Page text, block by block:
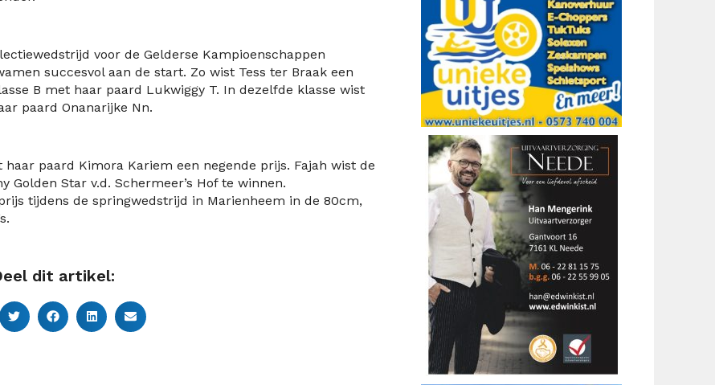
voor de Gelderse Kampioenschappen
succesvol aan de start. Zo wist Tess ter Braak een
B met haar paard Lukwiggy T. In dezelfde klasse wist
paard Onanarijke Nn.
paard Kimora Kariem een negende prijs. Fajah wist de
Golden Star v.d. Schermeer’s Hof te winnen.
tijdens de springwedstrijd in Marienheem in de 80cm,
dit artikel: